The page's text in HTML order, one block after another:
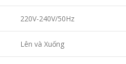
220V-240V/50Hz
Lên và Xuống